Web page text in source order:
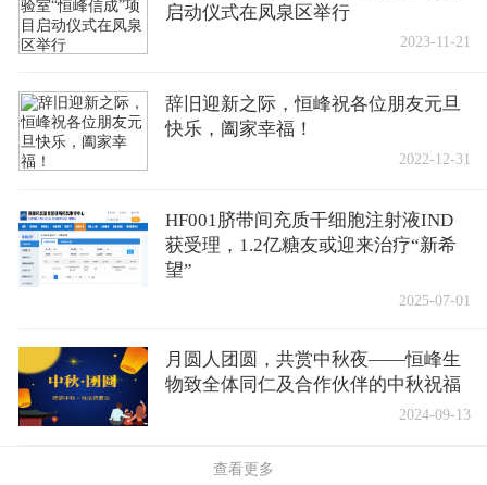
启动仪式在凤泉区举行
2023-11-21
辞旧迎新之际，恒峰祝各位朋友元旦
快乐，阖家幸福！
2022-12-31
HF001脐带间充质干细胞注射液IND
获受理，1.2亿糖友或迎来治疗“新希
望”
2025-07-01
月圆人团圆，共赏中秋夜——恒峰生
物致全体同仁及合作伙伴的中秋祝福
2024-09-13
查看更多